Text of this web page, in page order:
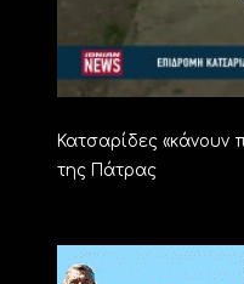
Κατσαρίδες
της Πάτρας